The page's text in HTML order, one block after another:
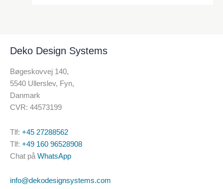
Deko Design Systems
Bøgeskovvej 140,
5540 Ullerslev, Fyn,
Danmark
CVR: 44573199
Tlf: +45 27288562
Tlf: +49 160 96528908
Chat på WhatsApp
info@dekodesignsystems.com